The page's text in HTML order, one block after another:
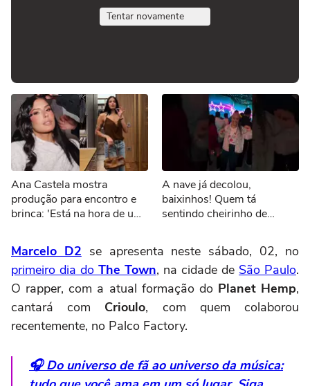
Tentar novamente
Ana Castela mostra
produção para encontro e
brinca: 'Está na hora de um
A nave já decolou,
baixinhos! Quem tá
sentindo cheirinho de
#Sonoranapista
Marcelo D2 se apresenta neste sábado, 02, no
primeiro dia do The Town, na cidade de São Paulo.
O rapper, com a atual formação doPlanet Hemp,
cantará com Crioulo, com quem colaborou
recentemente, no Palco Factory.
🎧 Do universo de fã ao universo da música: